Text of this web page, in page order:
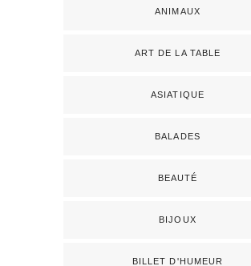
ANIMAUX
ART DE LA TABLE
ASIATIQUE
BALADES
BEAUTÉ
BIJOUX
BILLET D'HUMEUR